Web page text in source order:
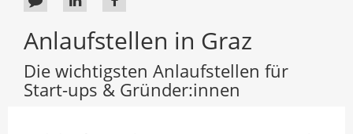
s
n
d
h
i
e
e
d
b
f
L
i
f
a
Anlaufstellen in Graz
Die wichtigsten Anlaufstellen für
Start-ups & Gründer:innen